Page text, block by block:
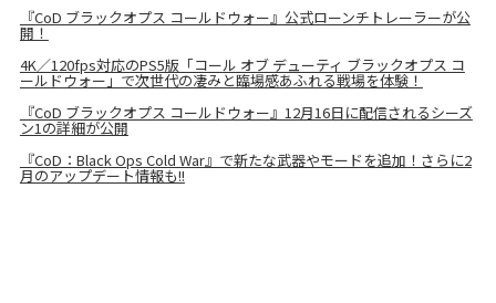
『CoD ブラックオプス コールドウォー』公式ローンチトレーラーが公
開！
4K／120fps対応のPS5版「コール オブ デューティ ブラックオプス コ
ールドウォー」で次世代の凄みと臨場感あふれる戦場を体験！
『CoD ブラックオプス コールドウォー』12月16日に配信されるシーズ
ン1の詳細が公開
『CoD：Black Ops Cold War』で新たな武器やモードを追加！さらに2
月のアップデート情報も!!